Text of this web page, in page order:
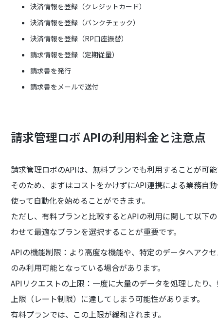
決済情報を登録（クレジットカード）
決済情報を登録（バンクチェック）
決済情報を登録（RP口座振替）
請求情報を登録（定期従量）
請求書を発行
請求書をメールで送付
請求管理ロボ APIの利用料金と注意点
請求管理ロボのAPIは、無料プランでも利用することが可
そのため、まずはコストをかけずにAPI連携による業務自
使って自動化を始めることができます。
ただし、有料プランと比較するとAPIの利用に関して以下
わせて最適なプランを選択することが重要です。
APIの機能制限：より高度な機能や、特定のデータへアク
のみ利用可能となっている場合があります。
APIリクエストの上限：一度に大量のデータを処理したり
上限（レート制限）に達してしまう可能性があります。
有料プランでは、この上限が緩和されます。